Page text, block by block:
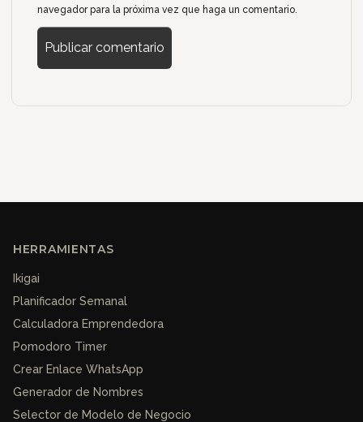
navegador para la próxima vez que haga un comentario.
HERRAMIENTAS
Ikigai
Planificador Semanal
Calculadora Emprendedora
Pomodoro Timer
Crear Enlace WhatsApp
Generador de Nombres
Selector de Modelo de Negocio